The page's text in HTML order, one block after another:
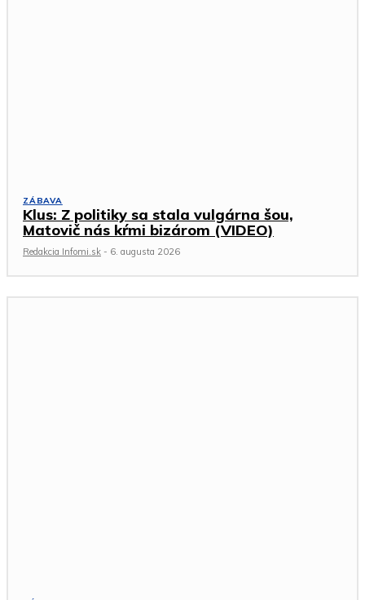
ZÁBAVA
Klus: Z politiky sa stala vulgárna šou,
Matovič nás kŕmi bizárom (VIDEO)
Redakcia Infomi.sk - 6. augusta 2026